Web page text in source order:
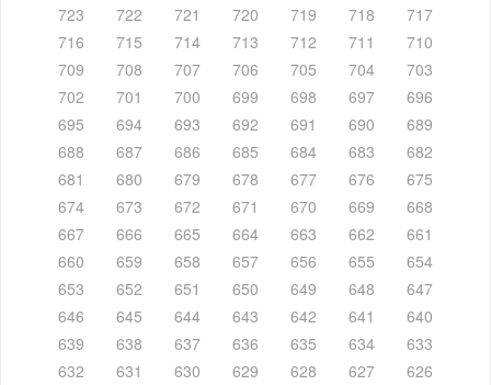
723
722 721 720 719 718
717
716
715 714 713 712 711
710
709
708 707 706 705 704
703
702
701 700 699 698 697
696
695
694 693 692 691 690
689
688
687 686 685 684 683
682
681
680 679 678 677 676
675
674
673 672 671 670 669
668
667
666 665 664 663 662
661
660
659 658 657 656 655
654
653
652 651 650 649 648
647
646
645 644 643 642 641
640
639
638 637 636 635 634
633
632
631 630 629 628 627
626